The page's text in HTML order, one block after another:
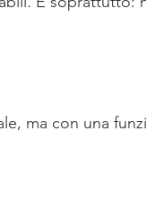
ma con una